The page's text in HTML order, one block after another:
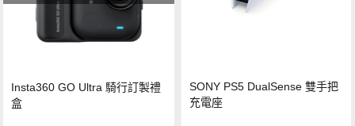
Insta360 GO Ultra 騎行訂製禮
盒
SONY PS5 DualSense 雙手把
充電座